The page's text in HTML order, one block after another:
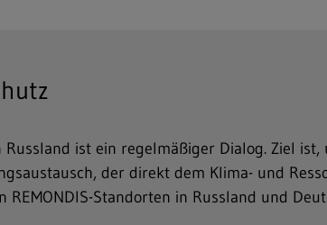
Russland ist ein regelmäßiger Dialog. Ziel
der direkt dem Klima- und
Standorten in Russland und